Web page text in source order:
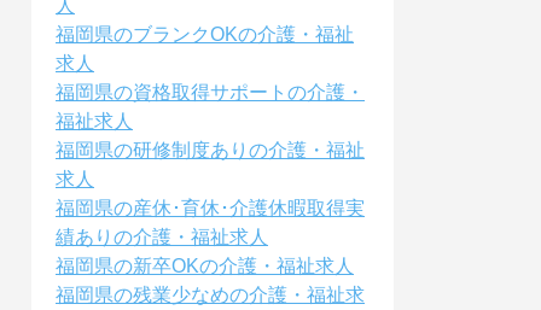
人
福岡県のブランクOKの介護・福祉
求人
福岡県の資格取得サポートの介護・
福祉求人
福岡県の研修制度ありの介護・福祉
求人
福岡県の産休･育休･介護休暇取得実
績ありの介護・福祉求人
福岡県の新卒OKの介護・福祉求人
福岡県の残業少なめの介護・福祉求